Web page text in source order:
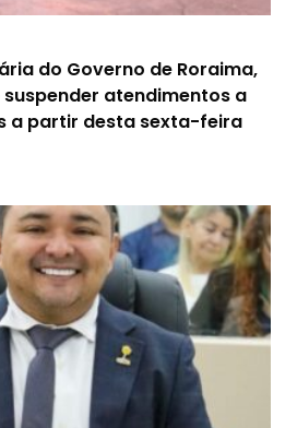
do Governo de Roraima,
suspender atendimentos a
a partir desta sexta-feira